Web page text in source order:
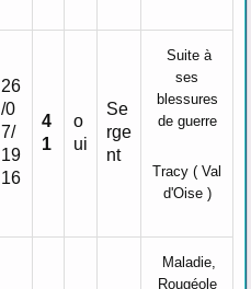
26
/0
7/
19
16
4
1
o
ui
Se
rge
nt
Suite à
ses
blessures
de guerre
Tracy ( Val
d'Oise )
Maladie,
Rougéole